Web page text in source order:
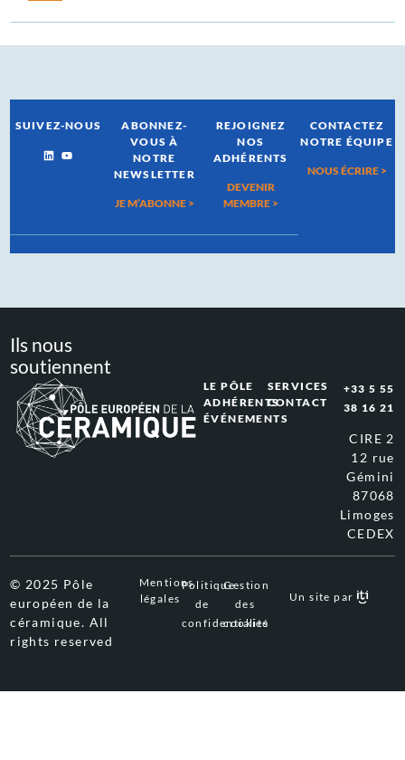
SUIVEZ-NOUS
ABONNEZ-
VOUS À
NOTRE
NEWSLETTER
JE M’ABONNE >
REJOIGNEZ
NOS
ADHÉRENTS
DEVENIR
MEMBRE >
CONTACTEZ
NOTRE ÉQUIPE
NOUS ÉCRIRE >
Ils nous
soutiennent
LE PÔLE
ADHÉRENTS
ÉVÉNEMENTS
SERVICES
CONTACT
+33 5 55
38 16 21
CIRE 2
12 rue
Gémini
87068
Limoges
CEDEX
© 2025 Pôle
européen de la
céramique. All
rights reserved
Mentions
légales
Politique
de
confidentialité
Gestion
des
cookies
Un site par